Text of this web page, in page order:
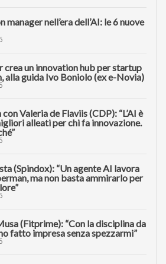
manager nell’era dell’AI: le 6 nuove
crea un innovation hub per startup
alla guida Ivo Boniolo (ex e-Novia)
Valeria de Flaviis (CDP): “L’AI è
alleati per chi fa innovazione.
(Spindox): “Un agente AI lavora
ma non basta ammirarlo per
(Fitprime): “Con la disciplina da
fatto impresa senza spezzarmi”